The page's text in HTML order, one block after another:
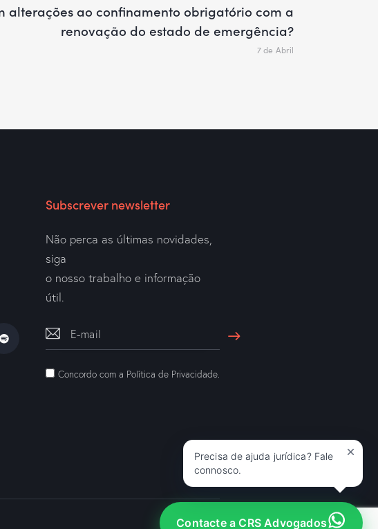
alterações ao confinamento obrigatório com a
renovação do estado de emergência?
7 de Abril
Subscrever newsletter
Não perca as últimas novidades,
siga
o nosso trabalho e informação
útil.
Concordo com a Política de Privacidade.
Contacte a CRS Advogados
Precisa de ajuda jurídica? Fale
connosco.